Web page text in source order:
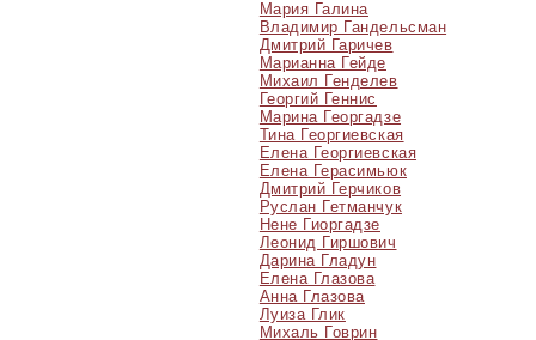
Мария Галина
Владимир Гандельсман
Дмитрий Гаричев
Марианна Гейде
Михаил Генделев
Георгий Геннис
Марина Георгадзе
Тина Георгиевская
Елена Георгиевская
Елена Герасимьюк
Дмитрий Герчиков
Руслан Гетманчук
Нене Гиоргадзе
Леонид Гиршович
Дарина Гладун
Елена Глазова
Анна Глазова
Луиза Глик
Михаль Говрин